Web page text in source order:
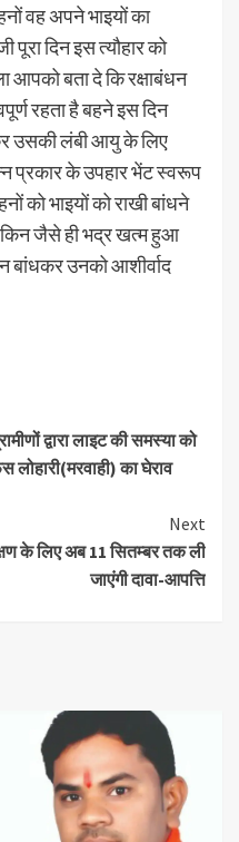
वह अपने भाइयों का
दिन इस त्यौहार को
आपको बता दे कि रक्षाबंधन
रहता है बहने इस दिन
उसकी लंबी आयु के लिए
प्रकार के उपहार भेंट स्वरूप
को भाइयों को राखी बांधने
जैसे ही भद्र खत्म हुआ
बांधकर उनको आशीर्वाद
द्वारा लाइट की समस्या को
का घेराव
Next
के लिए अब 11 सितम्बर तक ली
जाएंगी दावा-आपत्ति